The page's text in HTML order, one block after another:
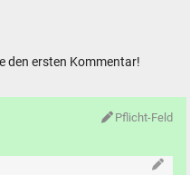
den ersten Kommentar!
Pflicht-Feld